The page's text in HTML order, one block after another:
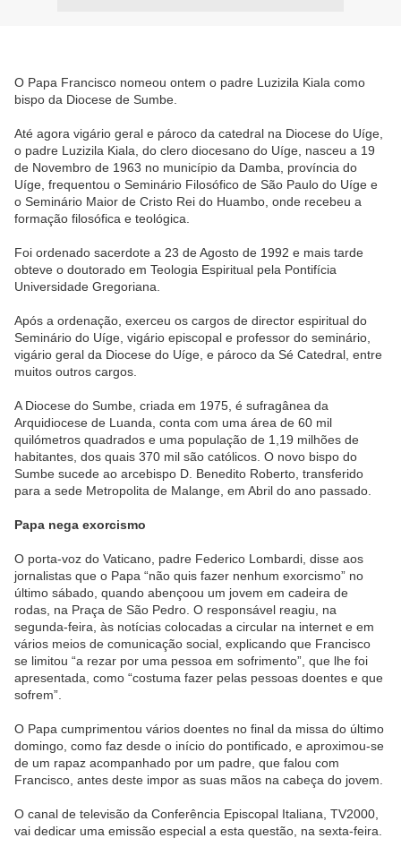
O Papa Francisco nomeou ontem o padre Luzizila Kiala como
bispo da Diocese de Sumbe.
Até agora vigário geral e pároco da catedral na Diocese do Uíge,
o padre Luzizila Kiala, do clero diocesano do Uíge, nasceu a 19
de Novembro de 1963 no município da Damba, província do
Uíge, frequentou o Seminário Filosófico de São Paulo do Uíge e
o Seminário Maior de Cristo Rei do Huambo, onde recebeu a
formação filosófica e teológica.
Foi ordenado sacerdote a 23 de Agosto de 1992 e mais tarde
obteve o doutorado em Teologia Espiritual pela Pontifícia
Universidade Gregoriana.
Após a ordenação, exerceu os cargos de director espiritual do
Seminário do Uíge, vigário episcopal e professor do seminário,
vigário geral da Diocese do Uíge, e pároco da Sé Catedral, entre
muitos outros cargos.
A Diocese do Sumbe, criada em 1975, é sufragânea da
Arquidiocese de Luanda, conta com uma área de 60 mil
quilómetros quadrados e uma população de 1,19 milhões de
habitantes, dos quais 370 mil são católicos. O novo bispo do
Sumbe sucede ao arcebispo D. Benedito Roberto, transferido
para a sede Metropolita de Malange, em Abril do ano passado.
Papa nega exorcismo
O porta-voz do Vaticano, padre Federico Lombardi, disse aos
jornalistas que o Papa “não quis fazer nenhum exorcismo” no
último sábado, quando abençoou um jovem em cadeira de
rodas, na Praça de São Pedro. O responsável reagiu, na
segunda-feira, às notícias colocadas a circular na internet e em
vários meios de comunicação social, explicando que Francisco
se limitou “a rezar por uma pessoa em sofrimento”, que lhe foi
apresentada, como “costuma fazer pelas pessoas doentes e que
sofrem”.
O Papa cumprimentou vários doentes no final da missa do último
domingo, como faz desde o início do pontificado, e aproximou-se
de um rapaz acompanhado por um padre, que falou com
Francisco, antes deste impor as suas mãos na cabeça do jovem.
O canal de televisão da Conferência Episcopal Italiana, TV2000,
vai dedicar uma emissão especial a esta questão, na sexta-feira.